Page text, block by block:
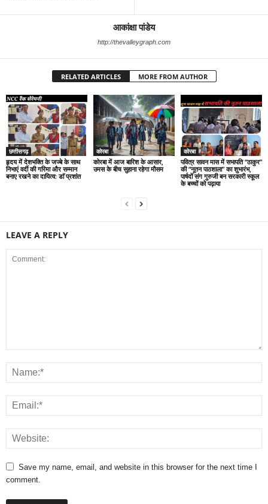
आकांक्षा पांडेय
http://thevalleygraph.com
RELATED ARTICLES MORE FROM AUTHOR
छत्तीसगढ़
हृदय में देशभक्ति के जज्बे के साथ
निभाएं वर्दी की गरिमा और सम्मान
बनाए रखने का दायित्व: डाॅ प्रशांत
कोरबा
कोरबा में आज बारिश के आसार,
उमस के बीच सुहाना रहेगा मौसम
कोरबा
पवित्र सावन मास में सभापति “ठाकुर”
की “नूतन पाठशाला” का शुभारंभ,
पार्षदों संग गुरुजी बन सरकारी स्कूल
के बच्चों को पढ़ाया
LEAVE A REPLY
Save my name, email, and website in this browser for the next time I
comment.